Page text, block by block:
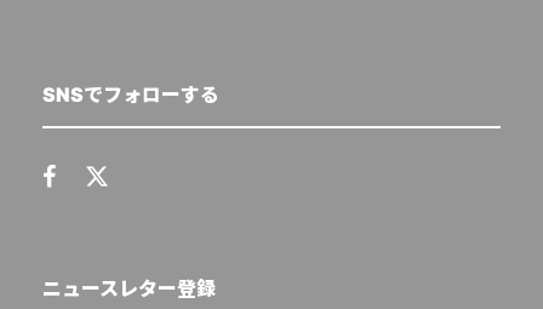
SNSでフォローする
ニュースレター登録